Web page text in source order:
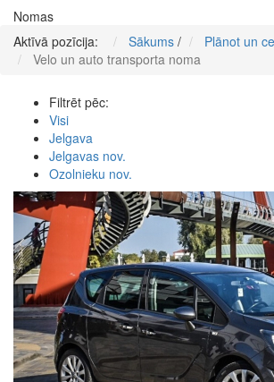
Nomas
Aktīvā pozīcija:
Sākums / Plānot un
Velo un auto transporta noma
Filtrēt pēc:
Visi
Jelgava
Jelgavas nov.
Ozolnieku nov.